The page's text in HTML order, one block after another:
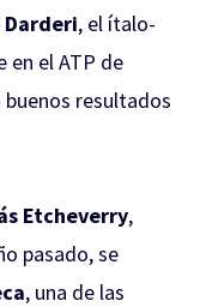
Darderi, el ítalo-
en el ATP de
resultados
Etcheverry,
pasado, se
, una de las